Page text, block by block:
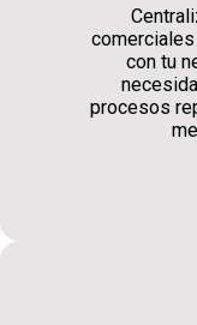
comerciales
con tu
procesos